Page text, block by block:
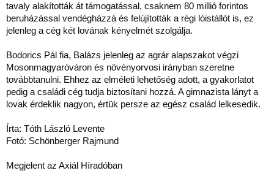
tavaly alakították át támogatással, csaknem 80 millió forintos
beruházással vendégházzá és felújították a régi lóistállót is, ez
jelenleg a cég két lovának kényelmét szolgálja.
Bodorics Pál fia, Balázs jelenleg az agrár alapszakot végzi
Mosonmagyaróváron és növényorvosi irányban szeretne
továbbtanulni. Ehhez az elméleti lehetőség adott, a gyakorlatot
pedig a családi cég tudja biztosítani hozzá. A gimnazista lányt a
lovak érdeklik nagyon, értük persze az egész család lelkesedik.
Írta: Tóth László Levente
Fotó: Schönberger Rajmund
Megjelent az Axiál Híradóban